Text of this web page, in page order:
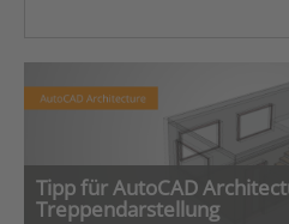
Tipp für AutoCAD
Treppendarstellung